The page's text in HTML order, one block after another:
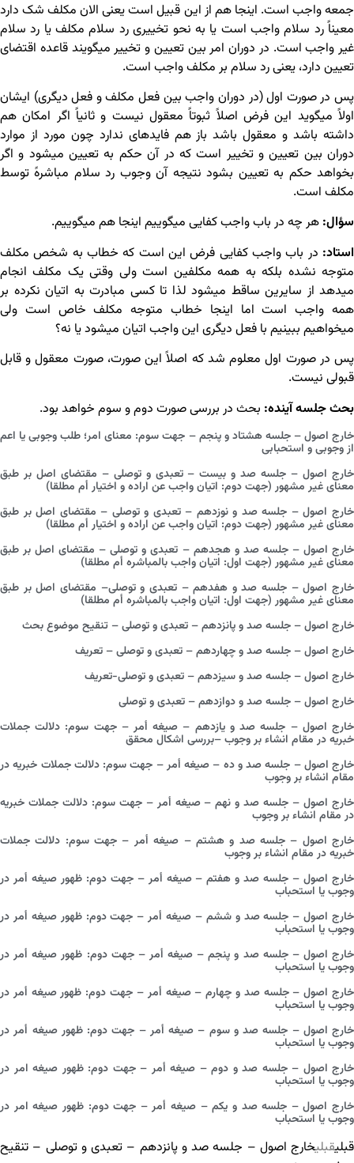
جمعه واجب است. اینجا هم از این قبیل است یعنی الان مکلف شک دارد
معیناً رد سلام واجب است یا به نحو تخییری رد سلام مکلف یا رد سلام
غیر واجب است. در دوران امر بین تعیین و تخییر می‏گویند قاعده اقتضای
تعیین دارد، یعنی رد سلام بر مکلف واجب است.
پس در صورت اول (در دوران واجب بین فعل مکلف و فعل دیگری) ایشان
اولاً می‏گوید این فرض اصلاً ثبوتاً معقول نیست و ثانیاً اگر امکان هم
داشته باشد و معقول باشد باز هم فایده‏ای ندارد چون مورد از موارد
دوران بین تعیین و تخییر است که در آن حکم به تعیین می‏شود و اگر
بخواهد حکم به تعیین بشود نتیجه آن وجوب رد سلام مباشرهً توسط
مکلف است.
سؤال: هر چه در باب واجب کفایی می‏گوییم اینجا هم می‏گوییم.
استاد: در باب واجب کفایی فرض این است که خطاب به شخص مکلف
متوجه نشده بلکه به همه مکلفین است ولی وقتی یک مکلف انجام
می‏دهد از سایرین ساقط می‏شود لذا تا کسی مبادرت به اتیان نکرده بر
همه واجب است اما اینجا خطاب متوجه مکلف خاص است ولی
می‏خواهیم ببینیم با فعل دیگری این واجب اتیان می‏شود یا نه؟
پس در صورت اول معلوم شد که اصلاً این صورت، صورت معقول و قابل
قبولی نیست.
بحث جلسه آینده: بحث در بررسی صورت دوم و سوم خواهد بود.
خارج اصول – جلسه هشتاد و پنجم – جهت سوم: معنای امر؛ طلب وجوبی یا اعم
از وجوبی و استحبابی
خارج اصول – جلسه صد و بیست – تعبدی و توصلی – مقتضای اصل بر طبق
معنای غیر مشهور (جهت دوم: اتیان واجب عن اراده و اختیار أم مطلقا)
خارج اصول – جلسه صد و نوزدهم – تعبدی و توصلی – مقتضای اصل بر طبق
معنای غیر مشهور (جهت دوم: اتیان واجب عن اراده و اختیار أم مطلقا)
خارج اصول – جلسه صد و هجدهم – تعبدی و توصلی – مقتضای اصل بر طبق
معنای غیر مشهور (جهت اول: اتیان واجب بالمباشره أم مطلقا)
خارج اصول – جلسه صد و هفدهم – تعبدی و توصلی– مقتضای اصل بر طبق
معنای غیر مشهور (جهت اول: اتیان واجب بالمباشره أم مطلقا)
خارج اصول – جلسه صد و پانزدهم – تعبدی و توصلی – تنقیح موضوع بحث
خارج اصول – جلسه صد و چهاردهم – تعبدی و توصلی – تعریف
خارج اصول – جلسه صد و سیزدهم – تعبدی و توصلی-تعریف
خارج اصول – جلسه صد و دوازدهم – تعبدی و توصلی
خارج اصول – جلسه صد و یازدهم – صیغه أمر – جهت سوم: دلالت جملات
خبریه در مقام انشاء بر وجوب –بررسی اشکال محقق
خارج اصول – جلسه صد و ده – صیغه أمر – جهت سوم: دلالت جملات خبریه در
مقام انشاء بر وجوب
خارج اصول – جلسه صد و نهم – صیغه أمر – جهت سوم: دلالت جملات خبریه
در مقام انشاء بر وجوب
خارج اصول – جلسه صد و هشتم – صیغه أمر – جهت سوم: دلالت جملات
خبریه در مقام انشاء بر وجوب
خارج اصول – جلسه صد و هفتم – صیغه أمر – جهت دوم: ظهور صیغه أمر در
وجوب یا استحباب
خارج اصول – جلسه صد و ششم – صیغه أمر – جهت دوم: ظهور صیغه أمر در
وجوب یا استحباب
خارج اصول – جلسه صد و پنجم – صیغه أمر – جهت دوم: ظهور صیغه أمر در
وجوب یا استحباب
خارج اصول – جلسه صد و چهارم – صیغه أمر – جهت دوم: ظهور صیغه أمر در
وجوب یا استحباب
خارج اصول – جلسه صد و سوم – صیغه أمر – جهت دوم: ظهور صیغه أمر در
وجوب یا استحباب
خارج اصول – جلسه صد و دوم – صیغه أمر – جهت دوم: ظهور صیغه امر در
وجوب یا استحباب
خارج اصول – جلسه صد و یکم – صیغه أمر – جهت دوم: ظهور صیغه امر در
وجوب یا استحباب
قبلیقبلیخارج اصول – جلسه صد و پانزدهم – تعبدی و توصلی – تنقیح